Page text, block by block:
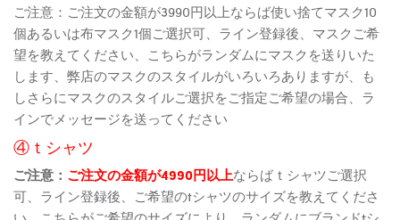
ご注意：ご注文の金額が3990円以上ならば使い捨てマスク10
個あるいは布マスク1個ご選択可、ライン登録後、マスクご希
望を教えてください、こちらがランダムにマスクを送りいた
します、弊店のマスクのスタイルがいろいろありますが、も
しさらにマスクのスタイルご選択をご指定ご希望の場合、ラ
インでメッセージを送ってください
④ｔシャツ
ご注意： ご注文の金額が4990円以上ならばｔシャツご選択
可、ライン登録後、ご希望のtシャツのサイズを教えてくださ